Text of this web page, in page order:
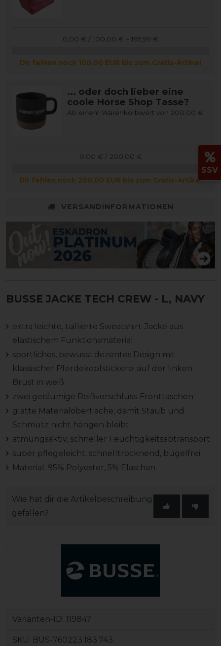
0,00 € / 100,00 € – 199,99 €
Dir fehlen noch 100,00 EUR bis zum Gratis-Artikel
... oder doch lieber eine
coole Horse Shop Tasse?
Ab einem Warenkorbwert von 200,00 €
0,00 € / 200,00 €
Dir fehlen noch 200,00 EUR bis zum Gratis-Artikel
VERSANDINFORMATIONEN
BUSSE JACKE TECH CREW - L, NAVY
extra leichte, taillierte Sweatshirt-Jacke aus
elastischem Funktionsmaterial
sportliches, bewusst dezentes Design mit
klassischer Pferdekopfstickerei auf der linken
Brust in weiß
zwei geräumige Reißverschluss-Fronttaschen
glatte Materialoberfläche, damit Staub und
Schmutz nicht hängen bleibt
atmungsaktiv, schneller Feuchtigkeitsabtransport
super pflegeleicht, schnelltrocknend, bügelfrei
Material: 95% Polyester, 5% Elasthan
Wie hat dir die Artikelbeschreibung
gefallen?
Varianten-ID: 119847
SKU: BUS-760223.183.743.
SSV